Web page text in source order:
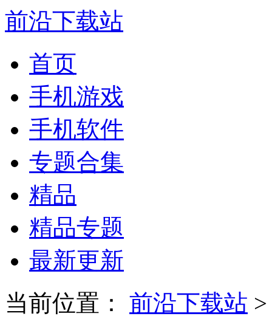
前沿下载站
首页
手机游戏
手机软件
专题合集
精品
精品专题
最新更新
当前位置：
前沿下载站